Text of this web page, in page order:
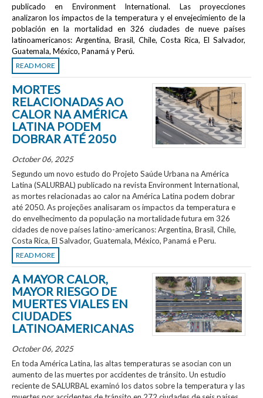
publicado en Environment International. Las proyecciones
analizaron los impactos de la temperatura y el envejecimiento de la
población en la mortalidad en 326 ciudades de nueve países
latinoamericanos: Argentina, Brasil, Chile, Costa Rica, El Salvador,
Guatemala, México, Panamá y Perú.
READ MORE
MORTES
RELACIONADAS AO
CALOR NA AMÉRICA
LATINA PODEM
DOBRAR ATÉ 2050
October 06, 2025
Segundo um novo estudo do Projeto Saúde Urbana na América
Latina (SALURBAL) publicado na revista Environment International,
as mortes relacionadas ao calor na América Latina podem dobrar
até 2050. As projeções analisaram os impactos da temperatura e
do envelhecimento da população na mortalidade futura em 326
cidades de nove países latino-americanos: Argentina, Brasil, Chile,
Costa Rica, El Salvador, Guatemala, México, Panamá e Peru.
READ MORE
A MAYOR CALOR,
MAYOR RIESGO DE
MUERTES VIALES EN
CIUDADES
LATINOAMERICANAS
October 06, 2025
En toda América Latina, las altas temperaturas se asocian con un
aumento de las muertes por accidentes de tránsito. Un estudio
reciente de SALURBAL examinó los datos sobre la temperatura y las